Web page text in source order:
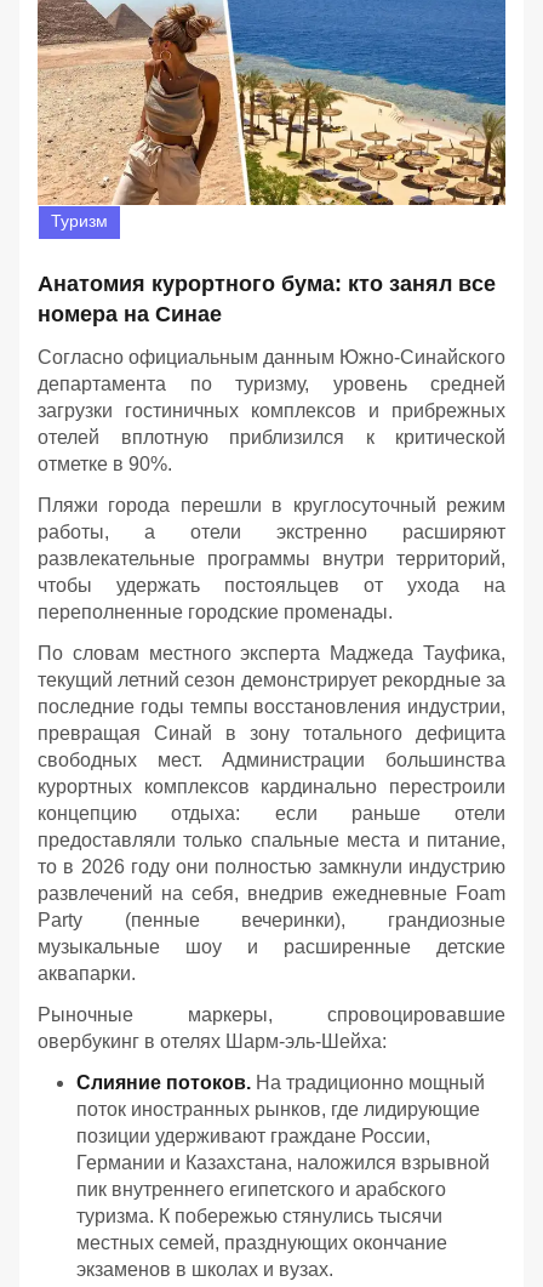
Туризм
Анатомия курортного бума: кто занял все
номера на Синае
Согласно официальным данным Южно-Синайского
департамента по туризму, уровень средней
загрузки гостиничных комплексов и прибрежных
отелей вплотную приблизился к критической
отметке в 90%.
Пляжи города перешли в круглосуточный режим
работы, а отели экстренно расширяют
развлекательные программы внутри территорий,
чтобы удержать постояльцев от ухода на
переполненные городские променады.
По словам местного эксперта Маджеда Тауфика,
текущий летний сезон демонстрирует рекордные за
последние годы темпы восстановления индустрии,
превращая Синай в зону тотального дефицита
свободных мест. Администрации большинства
курортных комплексов кардинально перестроили
концепцию отдыха: если раньше отели
предоставляли только спальные места и питание,
то в 2026 году они полностью замкнули индустрию
развлечений на себя, внедрив ежедневные Foam
Party (пенные вечеринки), грандиозные
музыкальные шоу и расширенные детские
аквапарки.
Рыночные маркеры, спровоцировавшие
овербукинг в отелях Шарм-эль-Шейха:
Слияние потоков. На традиционно мощный
поток иностранных рынков, где лидирующие
позиции удерживают граждане России,
Германии и Казахстана, наложился взрывной
пик внутреннего египетского и арабского
туризма. К побережью стянулись тысячи
местных семей, празднующих окончание
экзаменов в школах и вузах.